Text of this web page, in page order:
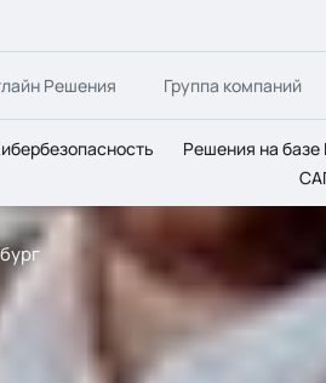
Решения Группа компаний
Решения на